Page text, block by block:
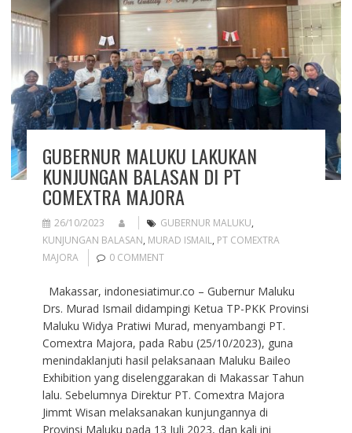
GUBERNUR MALUKU LAKUKAN
KUNJUNGAN BALASAN DI PT
COMEXTRA MAJORA
26/10/2023 GUBERNUR MALUKU,
KUNJUNGAN BALASAN, MURAD ISMAIL, PT COMEXTRA
MAJORA
0 COMMENT
Makassar, indonesiatimur.co – Gubernur Maluku
Drs. Murad Ismail didampingi Ketua TP-PKK Provinsi
Maluku Widya Pratiwi Murad, menyambangi PT.
Comextra Majora, pada Rabu (25/10/2023), guna
menindaklanjuti hasil pelaksanaan Maluku Baileo
Exhibition yang diselenggarakan di Makassar Tahun
lalu. Sebelumnya Direktur PT. Comextra Majora
Jimmt Wisan melaksanakan kunjungannya di
Provinsi Maluku pada 13 Juli 2023, dan kali ini